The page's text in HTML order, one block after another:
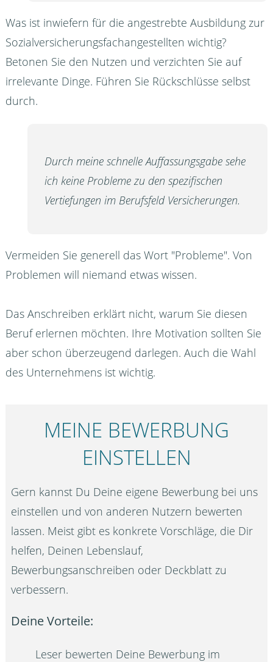
Was ist inwiefern für die angestrebte Ausbildung zur
Sozialversicherungsfachangestellten wichtig?
Betonen Sie den Nutzen und verzichten Sie auf
irrelevante Dinge. Führen Sie Rückschlüsse selbst
durch.
Durch meine schnelle Auffassungsgabe sehe
ich keine Probleme zu den spezifischen
Vertiefungen im Berufsfeld Versicherungen.
Vermeiden Sie generell das Wort "Probleme". Von
Problemen will niemand etwas wissen.
Das Anschreiben erklärt nicht, warum Sie diesen
Beruf erlernen möchten. Ihre Motivation sollten Sie
aber schon überzeugend darlegen. Auch die Wahl
des Unternehmens ist wichtig.
MEINE BEWERBUNG
EINSTELLEN
Gern kannst Du Deine eigene Bewerbung bei uns
einstellen und von anderen Nutzern bewerten
lassen. Meist gibt es konkrete Vorschläge, die Dir
helfen, Deinen Lebenslauf,
Bewerbungsanschreiben oder Deckblatt zu
verbessern.
Deine Vorteile:
Leser bewerten Deine Bewerbung im